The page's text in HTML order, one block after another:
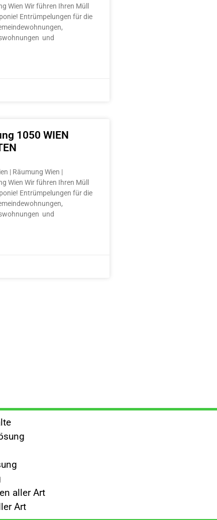
Wien Wir führen Ihren Müll
Entrümpelungen für die
und
1050 WIEN
| Räumung Wien |
Wien Wir führen Ihren Müll
Entrümpelungen für die
und
aller Art
Art